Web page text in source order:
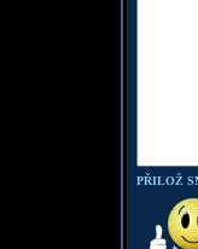
PŘILOŽ